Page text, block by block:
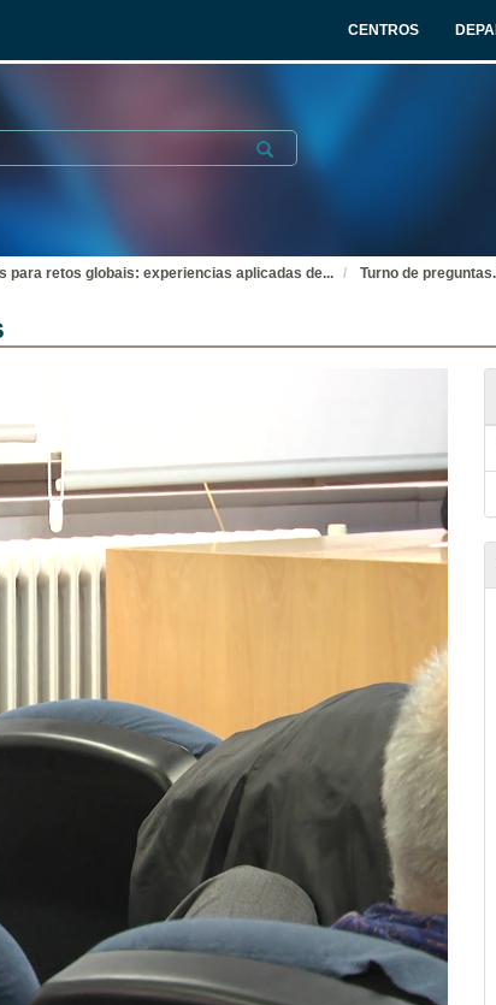
CENTROS
Submit
para retos globais: experiencias aplicadas de... Turno de